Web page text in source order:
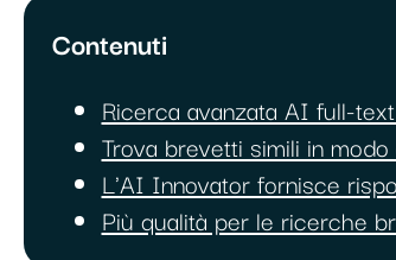
Contenuti
Ricerca avanzata AI full-
Trova brevetti simili in
L'AI Innovator fornisce
Più qualità per le ricerche